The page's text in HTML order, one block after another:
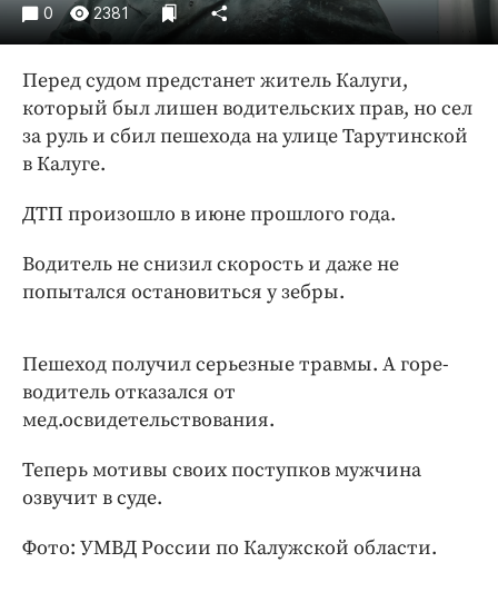
Происшествия
Спорт
Экономика и бизнес
ПРОЕКТЫ
Блоги
Интересное чтиво
Клиника года
Работодатель года
0 2381
Перед судом предстанет житель Калуги,
который был лишен водительских прав, но сел
за руль и сбил пешехода на улице Тарутинской
в Калуге.
ДТП произошло в июне прошлого года.
Водитель не снизил скорость и даже не
попытался остановиться у зебры.
Пешеход получил серьезные травмы. А горе-
водитель отказался от
мед.освидетельствования.
Теперь мотивы своих поступков мужчина
озвучит в суде.
Фото: УМВД России по Калужской области.